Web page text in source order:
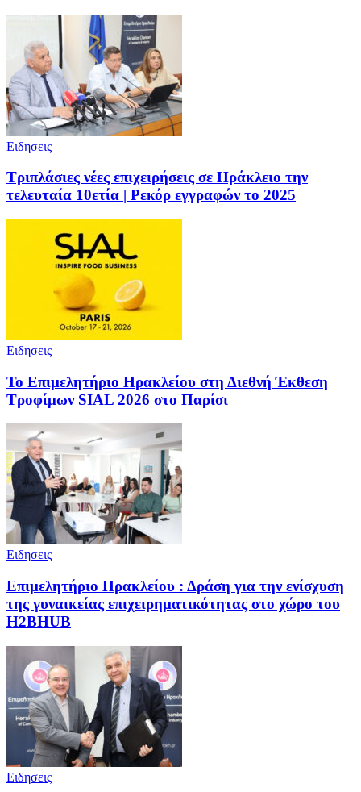
Ειδησεις
Τριπλάσιες νέες επιχειρήσεις σε Ηράκλειο την
τελευταία 10ετία | Ρεκόρ εγγραφών το 2025
Ειδησεις
Το Επιμελητήριο Ηρακλείου στη Διεθνή Έκθεση
Τροφίμων SIAL 2026 στο Παρίσι
Ειδησεις
Επιμελητήριο Ηρακλείου : Δράση για την ενίσχυση
της γυναικείας επιχειρηματικότητας στο χώρο του
H2BHUB
Ειδησεις